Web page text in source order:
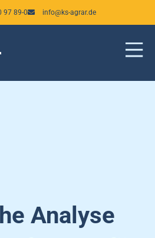
97 89-0 info@ks-agrar.de
Analyse